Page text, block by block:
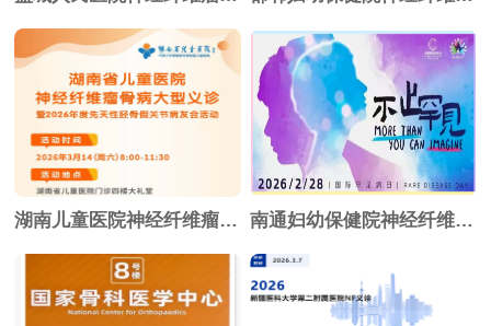
湖南儿童医院神经纤维瘤骨病大型义诊 南通妇幼保健院神经纤维瘤义诊 报名进行中